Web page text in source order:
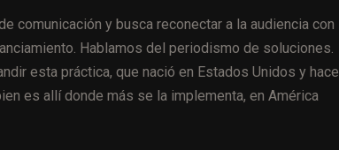
comunicación y busca reconectar a la audiencia con
Hablamos del periodismo de soluciones.
esta práctica, que nació en Estados Unidos y hace
es allí donde más se la implementa, en América